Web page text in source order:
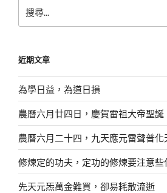
尋
字:
近期文章
為學日益，為道日損
農曆六月廿四日，慶賀雷祖大帝聖誕
農曆六月二十四，九天應元雷聲普化
修煉定的功夫，定功的修煉要注意些
先天元炁萬金難買，卻易耗散流逝